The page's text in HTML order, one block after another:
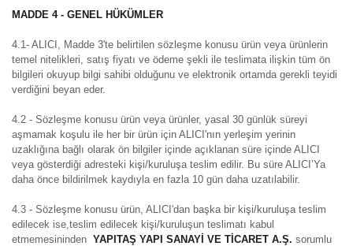
MADDE 4 - GENEL HÜKÜMLER
4.1- ALICI, Madde 3'te belirtilen sözleşme konusu ürün veya ürünlerin
temel nitelikleri, satış fiyatı ve ödeme şekli ile teslimata ilişkin tüm ön
bilgileri okuyup bilgi sahibi olduğunu ve elektronik ortamda gerekli teyidi
verdiğini beyan eder.
4.2 - Sözleşme konusu ürün veya ürünler, yasal 30 günlük süreyi
aşmamak koşulu ile her bir ürün için ALICI'nın yerleşim yerinin
uzaklığına bağlı olarak ön bilgiler içinde açıklanan süre içinde ALICI
veya gösterdiği adresteki kişi/kuruluşa teslim edilir. Bu süre ALICI’Ya
daha önce bildirilmek kaydıyla en fazla 10 gün daha uzatılabilir.
4.3 - Sözleşme konusu ürün, ALICI'dan başka bir kişi/kuruluşa teslim
edilecek ise,teslim edilecek kişi/kuruluşun teslimatı kabul
etmemesininden YAPITAŞ YAPI SANAYİ VE TİCARET A.Ş. sorumlu